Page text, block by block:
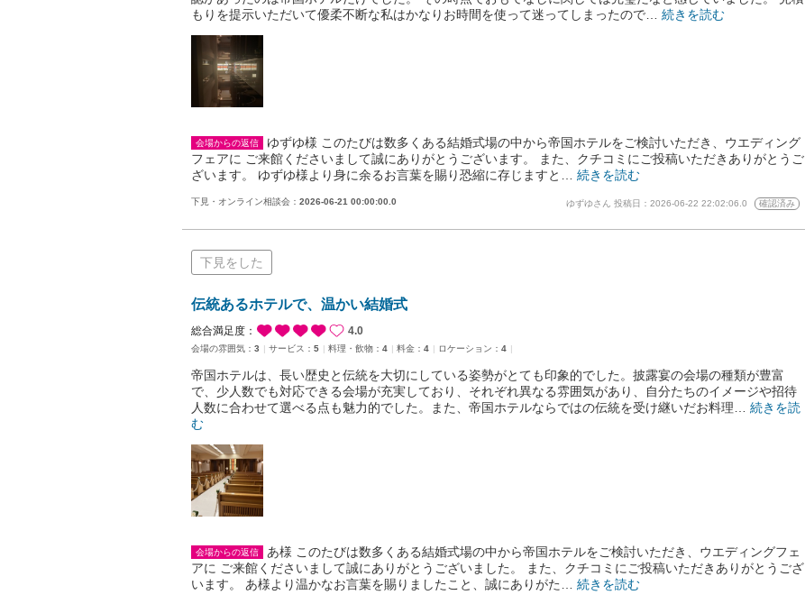
もりを提示いただいて優柔不断な私はかなりお時間を使って迷ってしまったので… 続きを読む
会場からの返信
ゆずゆ様 このたびは数多くある結婚式場の中から帝国ホテルをご検討いただき、ウエディング
フェアに ご来館くださいまして誠にありがとうございます。 また、クチコミにご投稿いただきありがとうご
ざいます。 ゆずゆ様より身に余るお言葉を賜り恐縮に存じますと… 続きを読む
下見・オンライン相談会： 2026-06-21 00:00:00.0 ゆずゆさん 投稿日：2026-06-22 22:02:06.0 確認済み
下見をした
伝統あるホテルで、温かい結婚式
総合満足度： 4.0
会場の雰囲気： 3 サービス： 5 料理・飲物： 4 料金： 4 ロケーション： 4
帝国ホテルは、長い歴史と伝統を大切にしている姿勢がとても印象的でした。披露宴の会場の種類が豊富
で、少人数でも対応できる会場が充実しており、それぞれ異なる雰囲気があり、自分たちのイメージや招待
人数に合わせて選べる点も魅力的でした。また、帝国ホテルならではの伝統を受け継いだお料理… 続きを読
む
会場からの返信
あ様 このたびは数多くある結婚式場の中から帝国ホテルをご検討いただき、ウエディングフェ
アに ご来館くださいまして誠にありがとうございました。 また、クチコミにご投稿いただきありがとうござ
います。 あ様より温かなお言葉を賜りましたこと、誠にありがた… 続きを読む